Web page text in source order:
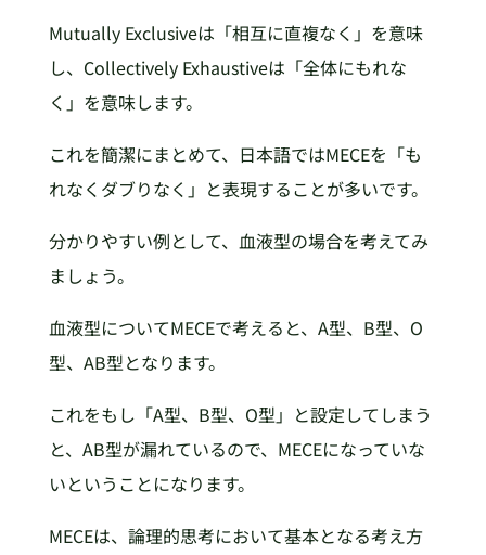
Mutually Exclusiveは「相互に直複なく」を意味
し、Collectively Exhaustiveは「全体にもれな
く」を意味します。
これを簡潔にまとめて、日本語ではMECEを「も
れなくダブりなく」と表現することが多いです。
分かりやすい例として、血液型の場合を考えてみ
ましょう。
血液型についてMECEで考えると、A型、B型、O
型、AB型となります。
これをもし「A型、B型、O型」と設定してしまう
と、AB型が漏れているので、MECEになっていな
いということになります。
MECEは、論理的思考において基本となる考え方